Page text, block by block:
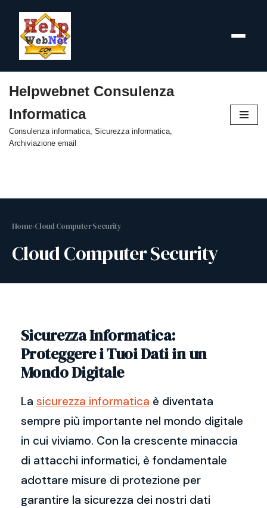
al
contenuto
Helpwebnet Consulenza
Informatica
Consulenza informatica, Sicurezza informatica,
Archiviazione email
Home›Cloud Computer Security
Cloud Computer Security
Sicurezza Informatica:
Proteggere i Tuoi Dati in un
Mondo Digitale
La sicurezza informatica è diventata
sempre più importante nel mondo digitale
in cui viviamo. Con la crescente minaccia
di attacchi informatici, è fondamentale
adottare misure di protezione per
garantire la sicurezza dei nostri dati